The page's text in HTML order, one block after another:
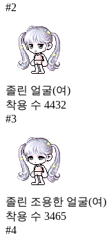
#2
졸린 얼굴(여)
착용 수 4432
#3
졸린 조용한 얼굴(여)
착용 수 3465
#4